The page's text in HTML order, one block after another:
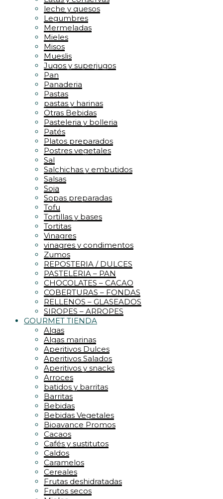
leche y quesos
Legumbres
Mermeladas
Mieles
Misos
Mueslis
Jugos y superjugos
Pan
Panaderia
Pastas
pastas y harinas
Otras Bebidas
Pasteleria y bolleria
Patés
Platos preparados
Postres vegetales
Sal
Salchichas y embutidos
Salsas
Soja
Sopas preparadas
Tofu
Tortillas y bases
Tortitas
Vinagres
vinagres y condimentos
Zumos
REPOSTERIA / DULCES
PASTELERIA – PAN
CHOCOLATES – CACAO
COBERTURAS – FONDAS
RELLENOS – GLASEADOS
SIROPES – ARROPES
GOURMET TIENDA
Algas
Algas marinas
Aperitivos Dulces
Aperitivos Salados
Aperitivos y snacks
Arroces
batidos y barritas
Barritas
Bebidas
Bebidas Vegetales
Bioavance Promos
Cacaos
Cafés y sustitutos
Caldos
Caramelos
Cereales
Frutas deshidratadas
Frutos secos